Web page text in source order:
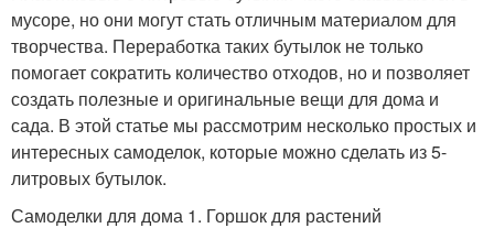
мусоре, но они могут стать отличным материалом для
творчества. Переработка таких бутылок не только
помогает сократить количество отходов, но и позволяет
создать полезные и оригинальные вещи для дома и
сада. В этой статье мы рассмотрим несколько простых и
интересных самоделок, которые можно сделать из 5-
литровых бутылок.
Самоделки для дома 1. Горшок для растений